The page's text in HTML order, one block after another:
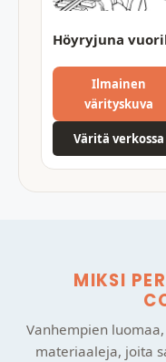
Höyryjuna
Ilmainen
värityskuva
Väritä verkossa
MIKSI
Vanhempien
materiaaleja, joita